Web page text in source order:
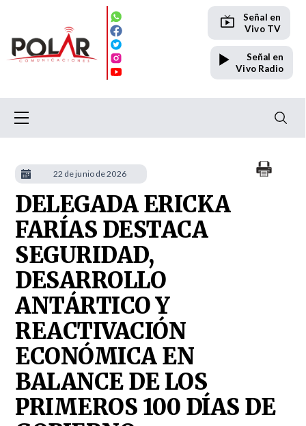
Señal en
Vivo TV
Señal en
Vivo Radio
DELEGADA ERICKA
FARÍAS DESTACA
SEGURIDAD,
DESARROLLO
ANTÁRTICO Y
REACTIVACIÓN
ECONÓMICA EN
BALANCE DE LOS
PRIMEROS 100 DÍAS DE
22 de junio de 2026